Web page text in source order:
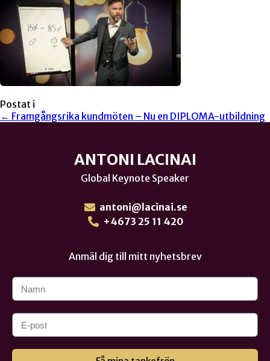
Postat i
← Framgångsrika kundmöten – Nu en DIPLOMA-utbildning
ANTONI LACINAI
Global Keynote Speaker
antoni@lacinai.se
+4673 25 11 420
Anmäl dig till mitt nyhetsbrev